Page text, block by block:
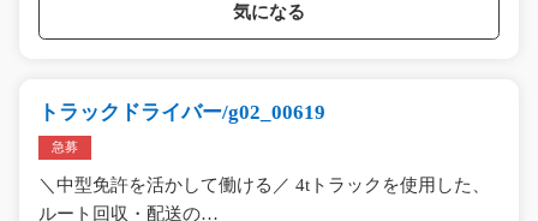
気になる
トラックドライバー/g02_00619
急募
＼中型免許を活かして働ける／ 4tトラックを使用した、
ルート回収・配送の…